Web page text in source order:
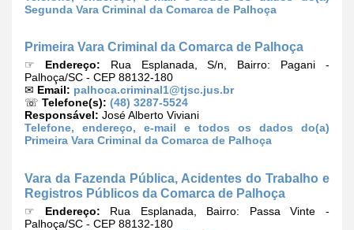
Segunda Vara Criminal da Comarca de Palhoça
Primeira Vara Criminal da Comarca de Palhoça
☞ Endereço: Rua Esplanada, S/n, Bairro: Pagani -
Palhoça/SC - CEP 88132-180
✉ Email: palhoca.criminal1@tjsc.jus.br
☏ Telefone(s): (48) 3287-5524
Responsável: José Alberto Viviani
Telefone, endereço, e-mail e todos os dados do(a)
Primeira Vara Criminal da Comarca de Palhoça
Vara da Fazenda Pública, Acidentes do Trabalho e
Registros Públicos da Comarca de Palhoça
☞ Endereço: Rua Esplanada, Bairro: Passa Vinte -
Palhoça/SC - CEP 88132-180